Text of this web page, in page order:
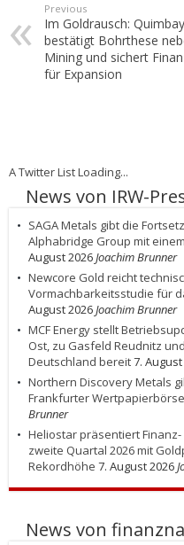
Previous
Im Goldrausch:
bestätigt Bohrthese
Mining und sichert
für Expansion
A Twitter List Loading...
News von IRW-
SAGA Metals gibt die
Alphabridge Group mit
August 2026Joachim Brunner
Newcore Gold reicht
Vormachbarkeitsstudie für
August 2026Joachim Brunner
MCF Energy stellt
Ost, zu Gasfeld Reudnitz
Deutschland bereit7.
Northern Discovery Metals
Frankfurter
Brunner
Heliostar präsentiert
zweite Quartal 2026 mit
Rekordhöhe 7. August 2026
News von